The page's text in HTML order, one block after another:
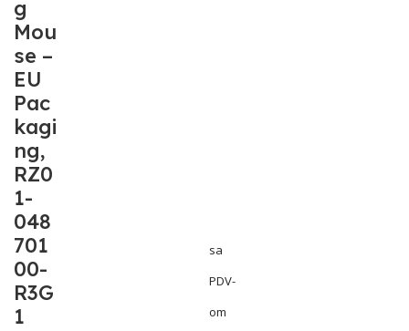
g
Mou
se –
EU
Pac
kagi
ng,
RZ0
1-
048
701
00-
R3G
1
sa
PDV-
om